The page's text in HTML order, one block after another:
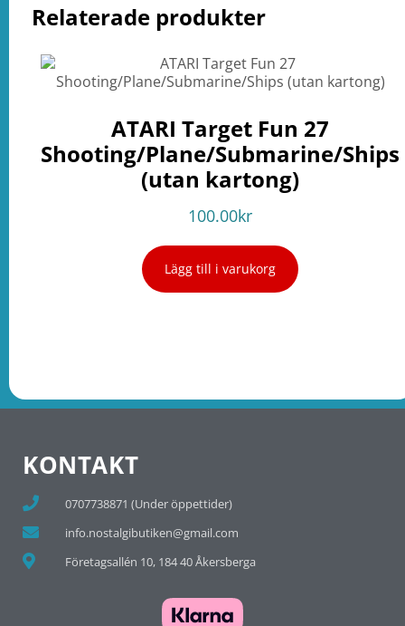
Relaterade produkter
ATARI Target Fun 27
Shooting/Plane/Submarine/Ships
(utan kartong)
100.00kr
Lägg till i varukorg
KONTAKT
0707738871 (Under öppettider)
info.nostalgibutiken@gmail.com
Företagsallén 10, 184 40 Åkersberga